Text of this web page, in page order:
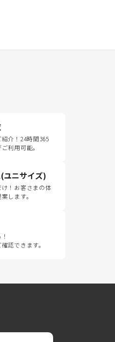
介！24時間365
利用可能。
ユニサイズ)
！お客さまの体
します。
認できます。